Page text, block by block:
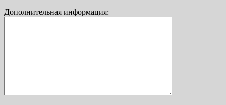
Дополнительная информация: